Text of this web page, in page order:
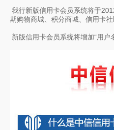
我行新版信用卡会员系统将于
期购物商城、积分商城、信用卡
新版信用卡会员系统将增加“用